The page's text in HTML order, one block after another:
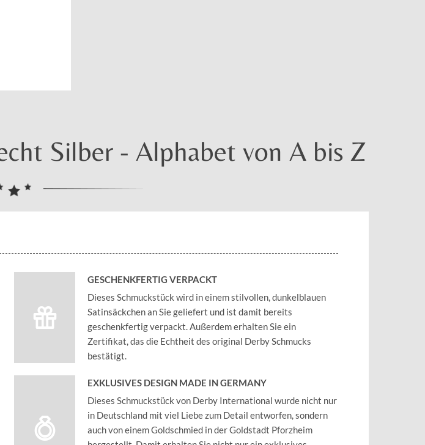
Silber - Alphabet von A bis Z
GESCHENKFERTIG VERPACKT
Dieses Schmuckstück wird in einem stilvollen, dunkelblauen
Satinsäckchen an Sie geliefert und ist damit bereits
geschenkfertig verpackt. Außerdem erhalten Sie ein
Zertifikat, das die Echtheit des original Derby Schmucks
bestätigt.
EXKLUSIVES DESIGN MADE IN GERMANY
Dieses Schmuckstück von Derby International wurde nicht nur
in Deutschland mit viel Liebe zum Detail entworfen, sondern
auch von einem Goldschmied in der Goldstadt Pforzheim